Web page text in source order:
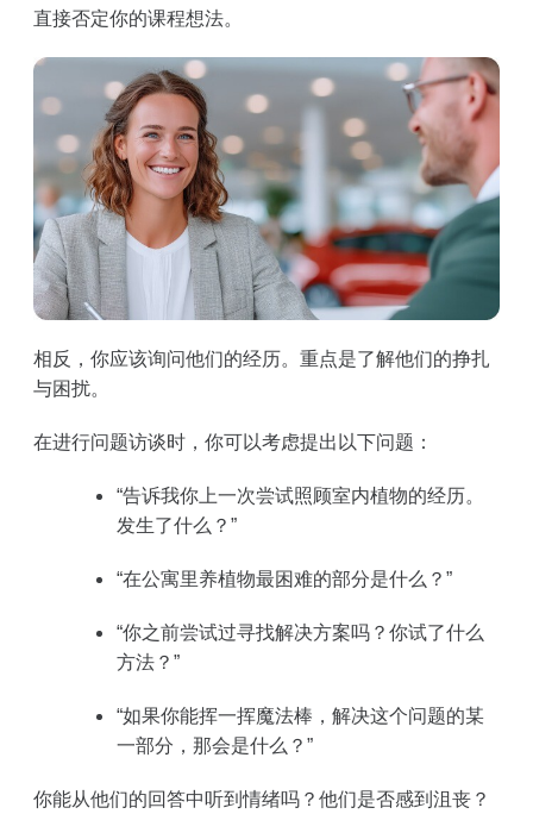
直接否定你的课程想法。
相反，你应该询问他们的经历。重点是了解他们的挣扎
与困扰。
在进行问题访谈时，你可以考虑提出以下问题：
“告诉我你上一次尝试照顾室内植物的经历。
发生了什么？”
“在公寓里养植物最困难的部分是什么？”
“你之前尝试过寻找解决方案吗？你试了什么
方法？”
“如果你能挥一挥魔法棒，解决这个问题的某
一部分，那会是什么？”
你能从他们的回答中听到情绪吗？他们是否感到沮丧？